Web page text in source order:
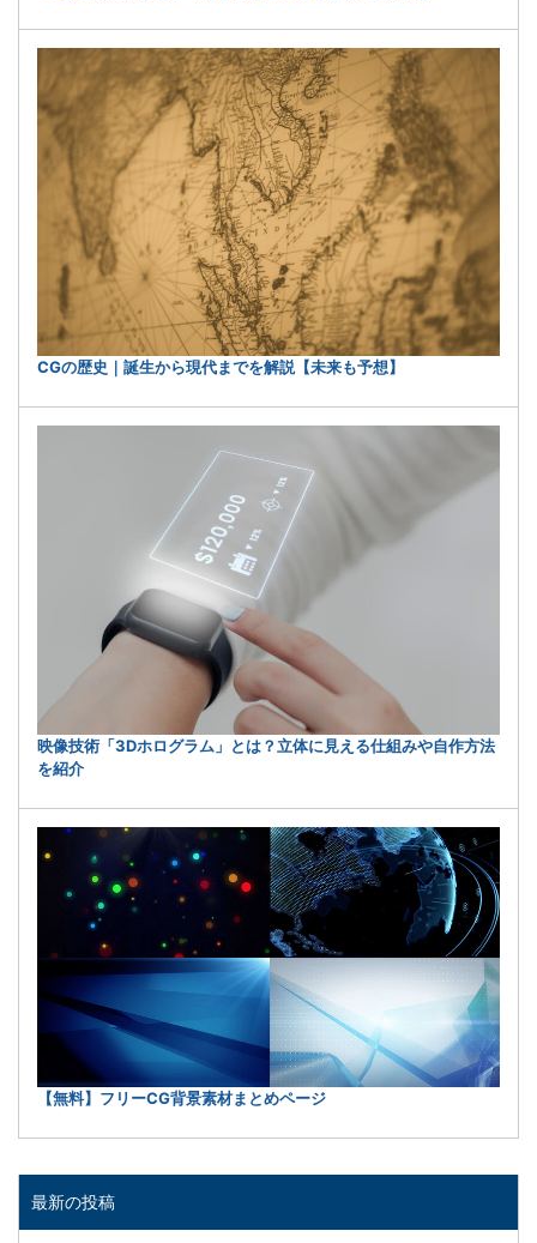
CGの歴史｜誕生から現代までを解説【未来も予想】
映像技術「3Dホログラム」とは？立体に見える仕組みや自作方法
を紹介
【無料】フリーCG背景素材まとめページ
最新の投稿